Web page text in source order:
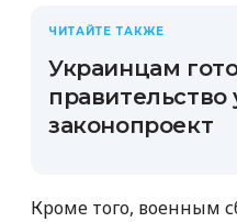
ЧИТАЙТЕ ТАКЖЕ
Украинцам
законопроект
Кроме того, военным